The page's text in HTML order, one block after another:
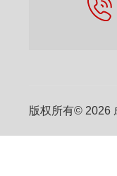
版权所有© 2026